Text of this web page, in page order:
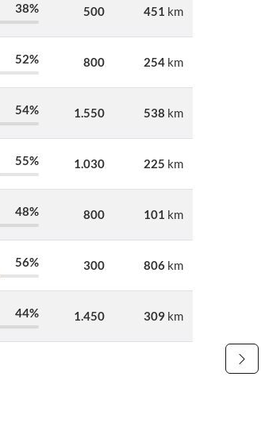
38% 500 451 km
52% 800 254 km
54% 1.550 538 km
55% 1.030 225 km
48% 800 101 km
56% 300 806 km
44% 1.450 309 km